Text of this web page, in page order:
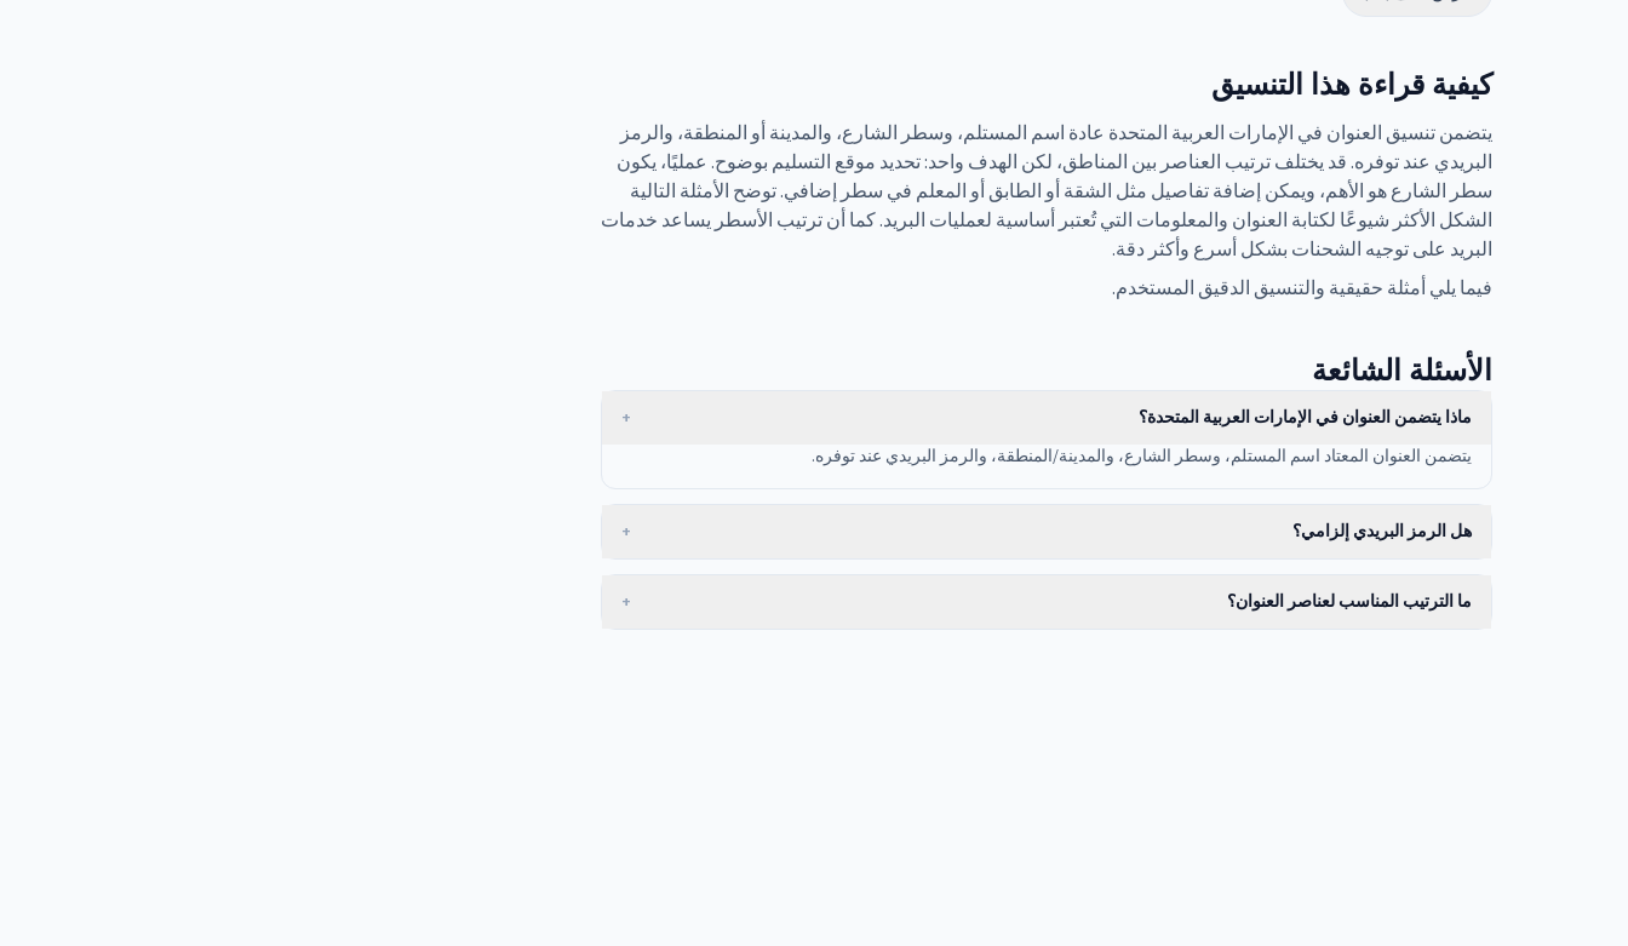
كيفية قراءة هذا التنسيق
يتضمن تنسيق العنوان في الإمارات العربية المتحدة عادة اسم المستلم، وسطر الشارع، والمدينة أو المنطقة، والرمز
البريدي عند توفره. قد يختلف ترتيب العناصر بين المناطق، لكن الهدف واحد: تحديد موقع التسليم بوضوح. عمليًا، يكون
سطر الشارع هو الأهم، ويمكن إضافة تفاصيل مثل الشقة أو الطابق أو المعلم في سطر إضافي. توضح الأمثلة التالية
الشكل الأكثر شيوعًا لكتابة العنوان والمعلومات التي تُعتبر أساسية لعمليات البريد. كما أن ترتيب الأسطر يساعد خدمات
البريد على توجيه الشحنات بشكل أسرع وأكثر دقة.
فيما يلي أمثلة حقيقية والتنسيق الدقيق المستخدم.
الأسئلة الشائعة
ماذا يتضمن العنوان في الإمارات العربية المتحدة؟
+
يتضمن العنوان المعتاد اسم المستلم، وسطر الشارع، والمدينة/المنطقة، والرمز البريدي عند توفره.
هل الرمز البريدي إلزامي؟ +
ما الترتيب المناسب لعناصر العنوان؟ +